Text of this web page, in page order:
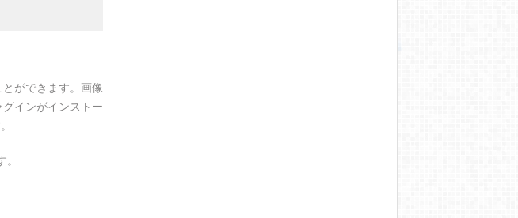
ができます。画像
インがインストー